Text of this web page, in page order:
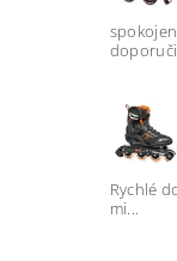
Rychlé
mi...